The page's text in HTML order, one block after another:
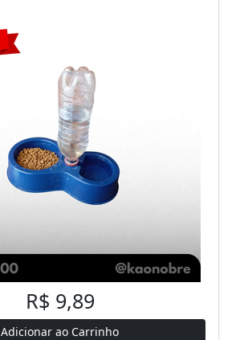
R$ 9,89
Adicionar ao Carrinho